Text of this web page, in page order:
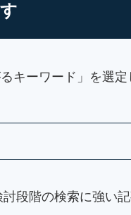
キーワード」を選定
段階の検索に強い